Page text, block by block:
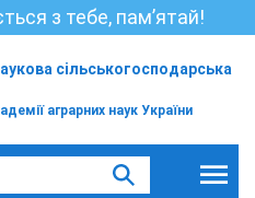
з тебе, пам’ятай!
сільськогосподарська
аграрних наук України